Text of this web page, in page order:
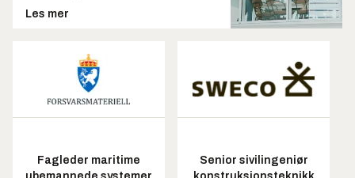
Les mer
Fagleder maritime
Senior sivilingeniør